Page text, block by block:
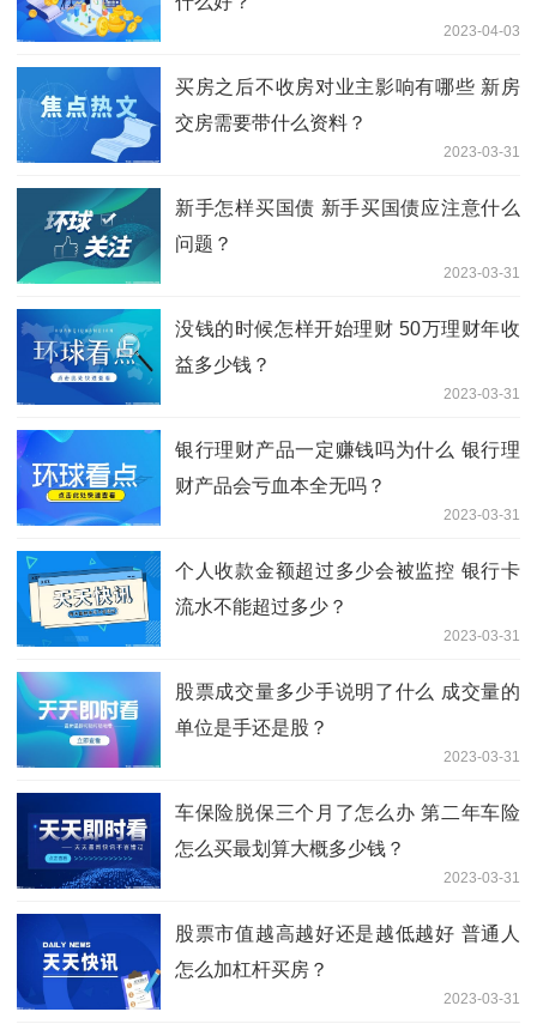
2023-04-03
买房之后不收房对业主影响有哪些 新房
交房需要带什么资料？
2023-03-31
新手怎样买国债 新手买国债应注意什么
问题？
2023-03-31
没钱的时候怎样开始理财 50万理财年收
益多少钱？
2023-03-31
银行理财产品一定赚钱吗为什么 银行理
财产品会亏血本全无吗？
2023-03-31
个人收款金额超过多少会被监控 银行卡
流水不能超过多少？
2023-03-31
股票成交量多少手说明了什么 成交量的
单位是手还是股？
2023-03-31
车保险脱保三个月了怎么办 第二年车险
怎么买最划算大概多少钱？
2023-03-31
股票市值越高越好还是越低越好 普通人
怎么加杠杆买房？
2023-03-31